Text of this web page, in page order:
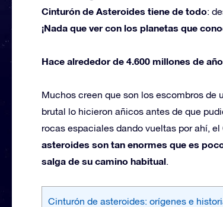
Cinturón de Asteroides tiene de todo:
¡Nada que ver con los planetas que
Hace alrededor de 4.600 millones de
Muchos creen que son los escombros de
brutal lo hicieron añicos antes de que
rocas espaciales dando vueltas por ahí,
asteroides son tan enormes que es
salga de su camino habitual.
Cinturón de asteroides: orígenes e